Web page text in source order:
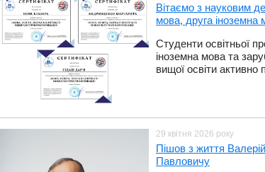
​Вітаємо з науковим
мова, друга іноземна
Студенти освітньої
іноземна мова та
вищої освіти
29 квітня 2026 року
​Пішов з життя
Павловичу